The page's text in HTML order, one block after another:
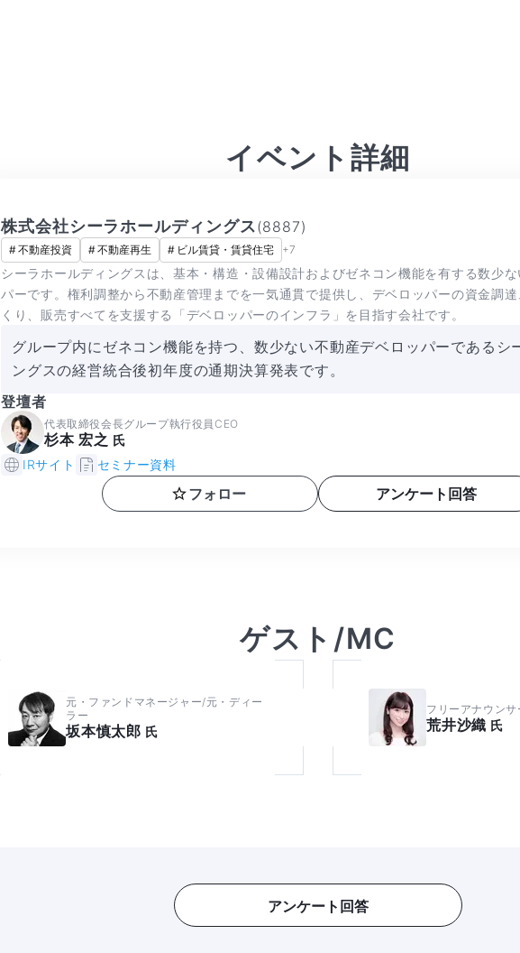
イベント詳細
株式会社シーラホールディングス(8887)
#不動産投資 #不動産再生 # ビル賃貸・賃貸住宅 +7
シーラホールディングスは、基本・構造・設備設計およびゼネコン機能を有する数少
パーです。権利調整から不動産管理までを一気通貫で提供し、デベロッパーの資金調
くり、販売すべてを支援する「デベロッパーのインフラ」を目指す会社です。
グループ内にゼネコン機能を持つ、数少ない不動産デベロッパーであるシ
ングスの経営統合後初年度の通期決算発表です。
登壇者
代表取締役会長グループ執行役員CEO
杉本 宏之 氏
IRサイト
セミナー資料
フォロー アンケート回答
ゲスト/MC
元・ファンドマネージャー/元・ディー
ラー
坂本慎太郎 氏
フリーアナウンサ
荒井沙織 氏
アンケート回答